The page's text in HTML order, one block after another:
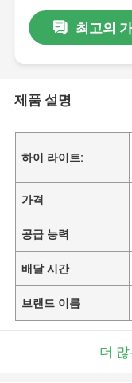
최고의
제품 설명
하이 라이트:
가격
공급 능력
배달 시간
브랜드 이름
더